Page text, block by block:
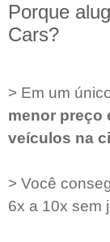
Porque
Cars?
> Em um
menor preço
veículos na
> Você
6x a 10x sem